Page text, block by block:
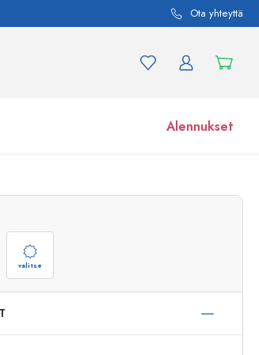
Ota yhteyttä
Alennukset
Lasipurkit
Tutustu nyt
Osta nyt
valitse